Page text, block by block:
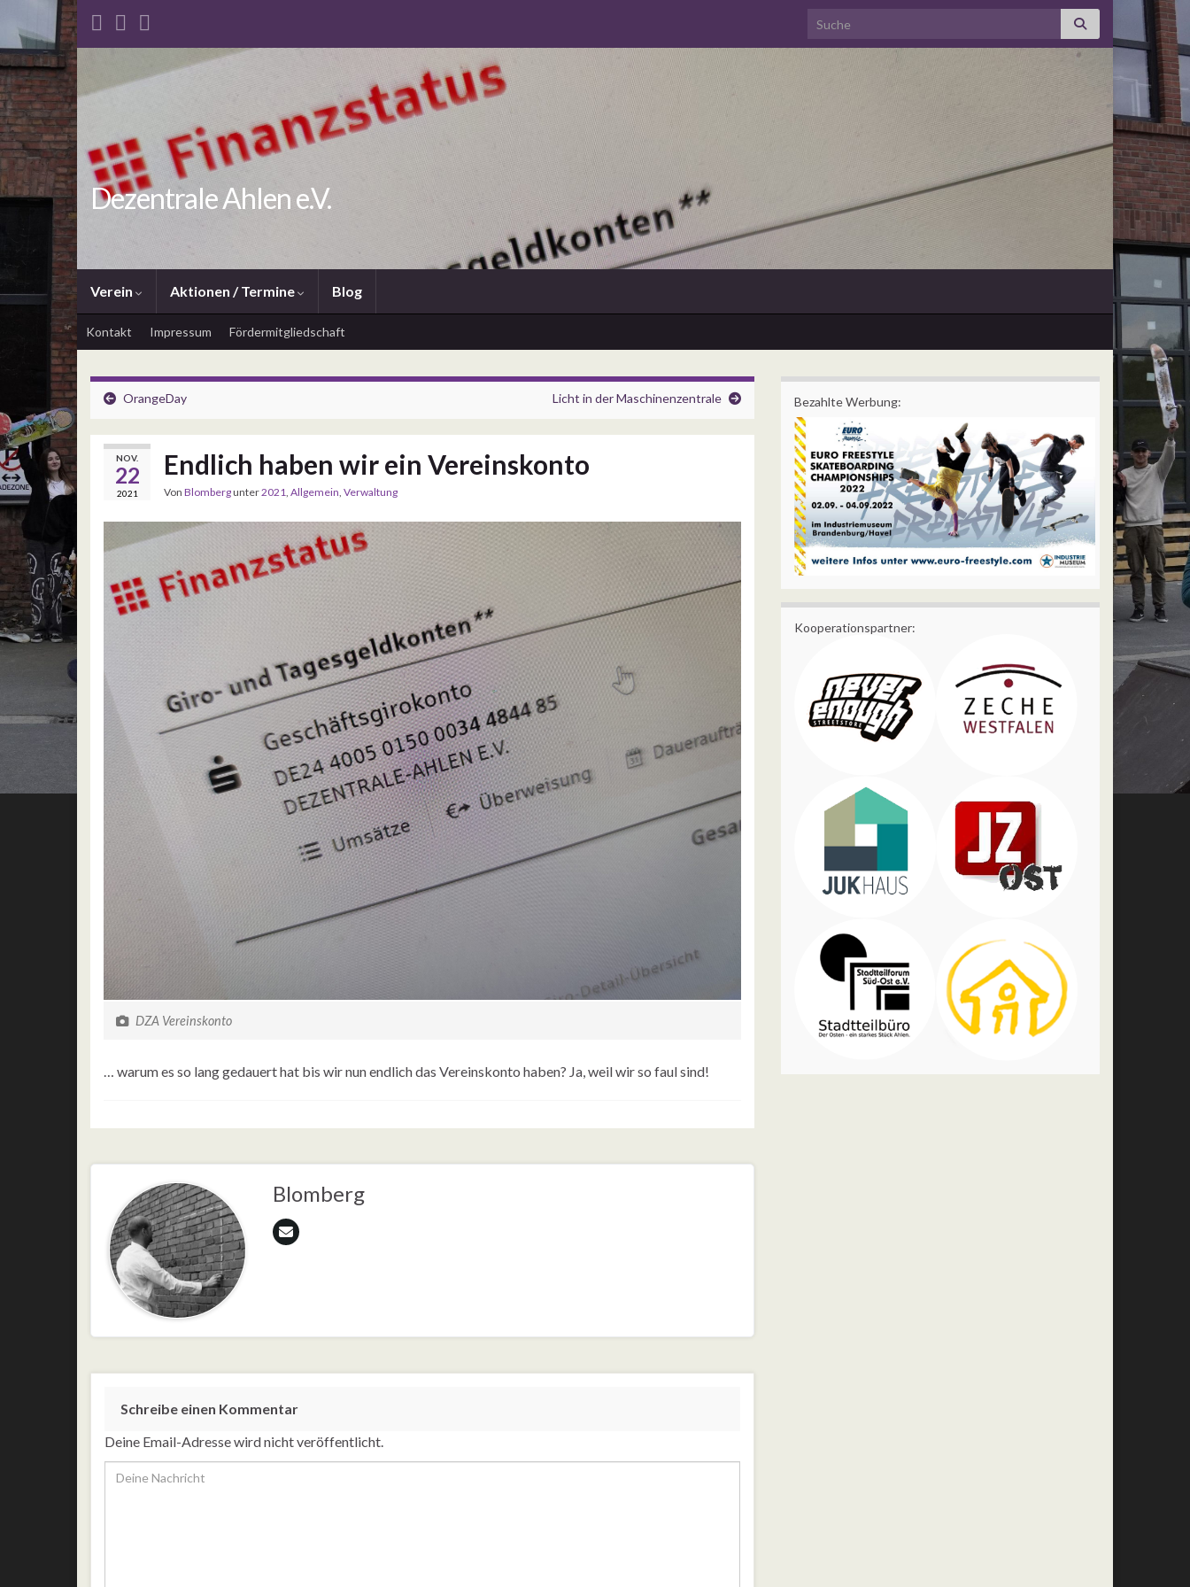
Search for:
Dezentrale Ahlen e.V.
Verein Aktionen / Termine Blog
Kontakt Impressum Fördermitgliedschaft
OrangeDay Licht in der Maschinenzentrale
NOV.
22
2021
Endlich haben wir ein Vereinskonto
Von Blombergunter2021, Allgemein, Verwaltung
DZA Vereinskonto
… warum es so lang gedauert hat bis wir nun endlich das Vereinskonto haben? Ja, weil wir so faul sind!
Blomberg
Schreibe einen Kommentar
Deine Email-Adresse wird nicht veröffentlicht.
Bezahlte Werbung:
Kooperationspartner: